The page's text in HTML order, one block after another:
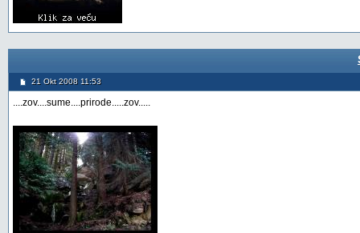
21 Okt 2008 11:53
....zov....sume....prirode.....zov.....